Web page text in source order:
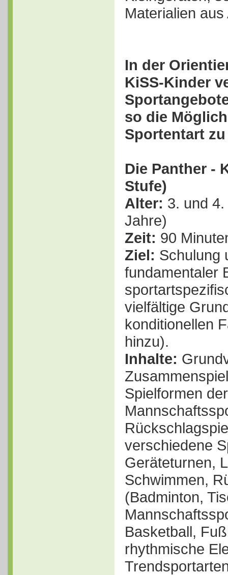
Materialien
In der
KiSS-Kinder
so die
Sportentart
Die Panther -
Stufe)
Alter: 3. und
Jahre)
Zeit: 90
Ziel: Schulung
fundamentaler
vielfältige
konditionellen
hinzu).
Inhalte:
Spielformen
verschiedene
Geräteturnen,
Schwimmen,
(Badminton,
Basketball,
rhythmische